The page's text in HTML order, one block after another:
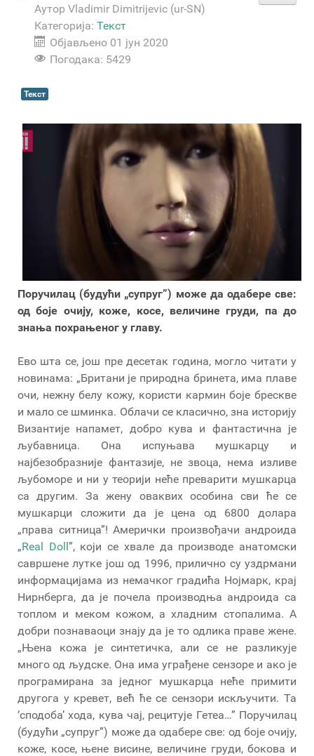
Аутор Vladimir Dimitrijevic (ur-SN)
Категорија: Текст
Објављено 01 јун 2020
Погодака: 5429
Текст
Поручилац (будући „супруг”) може да одабере све:
од боје очију, коже, косе, величине груди, па до
знања похрањеног у главу.
Ево шта се, још пре десетак година, могло читати у
новинама: „Британи је природна бринета, има плаве
очи, нежну белу кожу, користи кармин боје брескве
и мало се шминка. Облачи се класично, зна историју
Византије напамет, добро кува и фантастична је
љубавница. Она испуњава мушкарцу и
најбезобразније фантазије, не звоца, нема изливе
љубоморе и ни у теорији неће преварити мушкарца
са другим. За жену оваквих особина сви ће се
мушкарци сложити да је цена од 6800 долара
„права ситница”! Амерички произвођачи андроида
„Real Doll”, који се хвале да производе анатомски
савршене лутке још од 1996, прилично су уздрмани
информацијама из немачког градића Нојмарк, крај
Нирнберга, да је почела производња андроида са
топлом и меком кожом, а хладним стопалима. А
добри познаваоци знају да је то одлика праве жене.
„Њена кожа је синтетичка, али се не разликује
много од људске. Она има уграђене сензоре и ако је
програмирана за једног мушкарца неће примити
другога у кревет, већ ће се сензори искључити. Та
‘сподоба’ хода, кува чај, рецитује Гетеа…” Поручилац
(будући „супруг”) може да одабере све: од боје очију,
коже, косе, њене висине, величине груди, бокова и